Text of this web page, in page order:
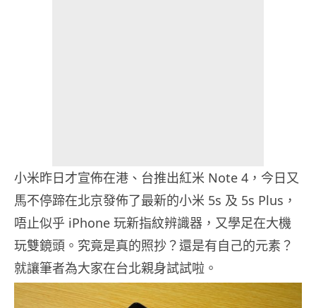
小米昨日才宣佈在港、台推出紅米 Note 4，今日又
馬不停蹄在北京發佈了最新的小米 5s 及 5s Plus，
唔止似乎 iPhone 玩新指紋辨識器，又學足在大機
玩雙鏡頭。究竟是真的照抄？還是有自己的元素？
就讓筆者為大家在台北親身試試啦。